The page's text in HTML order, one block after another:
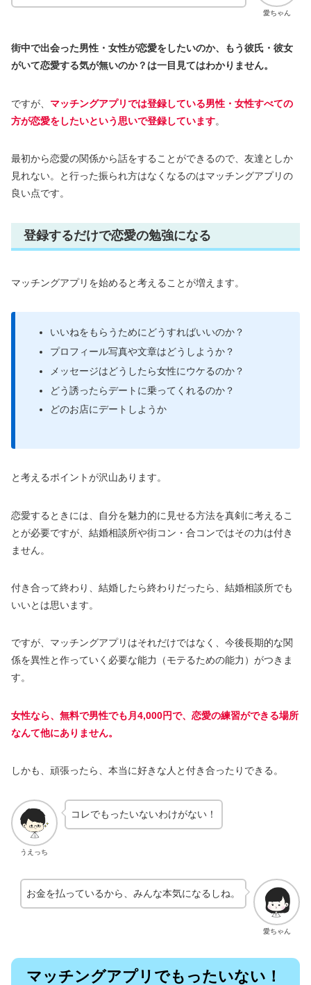
愛ちゃん
街中で出会った男性・女性が恋愛をしたいのか、もう彼氏・彼女
がいて恋愛する気が無いのか？は一目見てはわかりません。
ですが、 マッチングアプリでは登録している男性・女性すべての
方が恋愛をしたいという思いで登録しています。
最初から恋愛の関係から話をすることができるので、友達としか
見れない。と行った振られ方はなくなるのはマッチングアプリの
良い点です。
登録するだけで恋愛の勉強になる
マッチングアプリを始めると考えることが増えます。
いいねをもらうためにどうすればいいのか？
プロフィール写真や文章はどうしようか？
メッセージはどうしたら女性にウケるのか？
どう誘ったらデートに乗ってくれるのか？
どのお店にデートしようか
と考えるポイントが沢山あります。
恋愛するときには、自分を魅力的に見せる方法を真剣に考えるこ
とが必要ですが、結婚相談所や街コン・合コンではその力は付き
ません。
付き合って終わり、結婚したら終わりだったら、結婚相談所でも
いいとは思います。
ですが、マッチングアプリはそれだけではなく、今後長期的な関
係を異性と作っていく必要な能力（モテるための能力）がつきま
す。
女性なら、無料で男性でも月4,000円で、恋愛の練習ができる場所
なんて他にありません。
しかも、頑張ったら、本当に好きな人と付き合ったりできる。
うえっち
コレでもったいないわけがない！
愛ちゃん
お金を払っているから、みんな本気になるしね。
マッチングアプリでもったいない！